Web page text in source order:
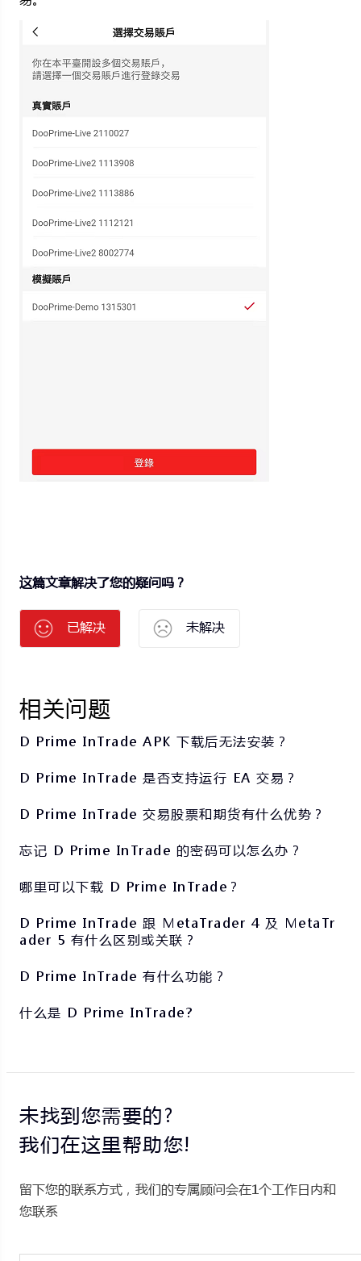
这篇文章解决了您的疑问吗？
已解决 未解决
相关问题
D Prime InTrade APK 下载后无法安装？
D Prime InTrade 是否支持运行 EA 交易？
D Prime InTrade 交易股票和期货有什么优势？
忘记 D Prime InTrade 的密码可以怎么办？
哪里可以下载 D Prime InTrade？
D Prime InTrade 跟 MetaTrader 4 及 MetaTr
ader 5 有什么区别或关联？
D Prime InTrade 有什么功能？
什么是 D Prime InTrade?
未找到您需要的?
我们在这里帮助您!
留下您的联系方式，我们的专属顾问会在1个工作日内和
您联系